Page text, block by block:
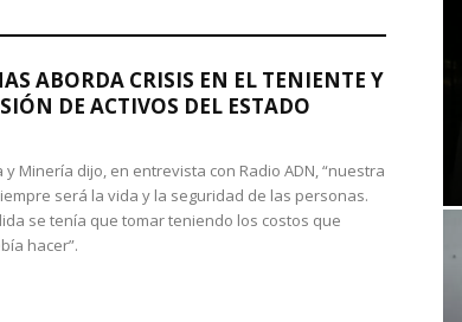
ABORDA CRISIS EN EL TENIENTE Y
DE ACTIVOS DEL ESTADO
y Minería dijo, en entrevista con Radio ADN, “nuestra
será la vida y la seguridad de las personas.
se tenía que tomar teniendo los costos que
hacer”.